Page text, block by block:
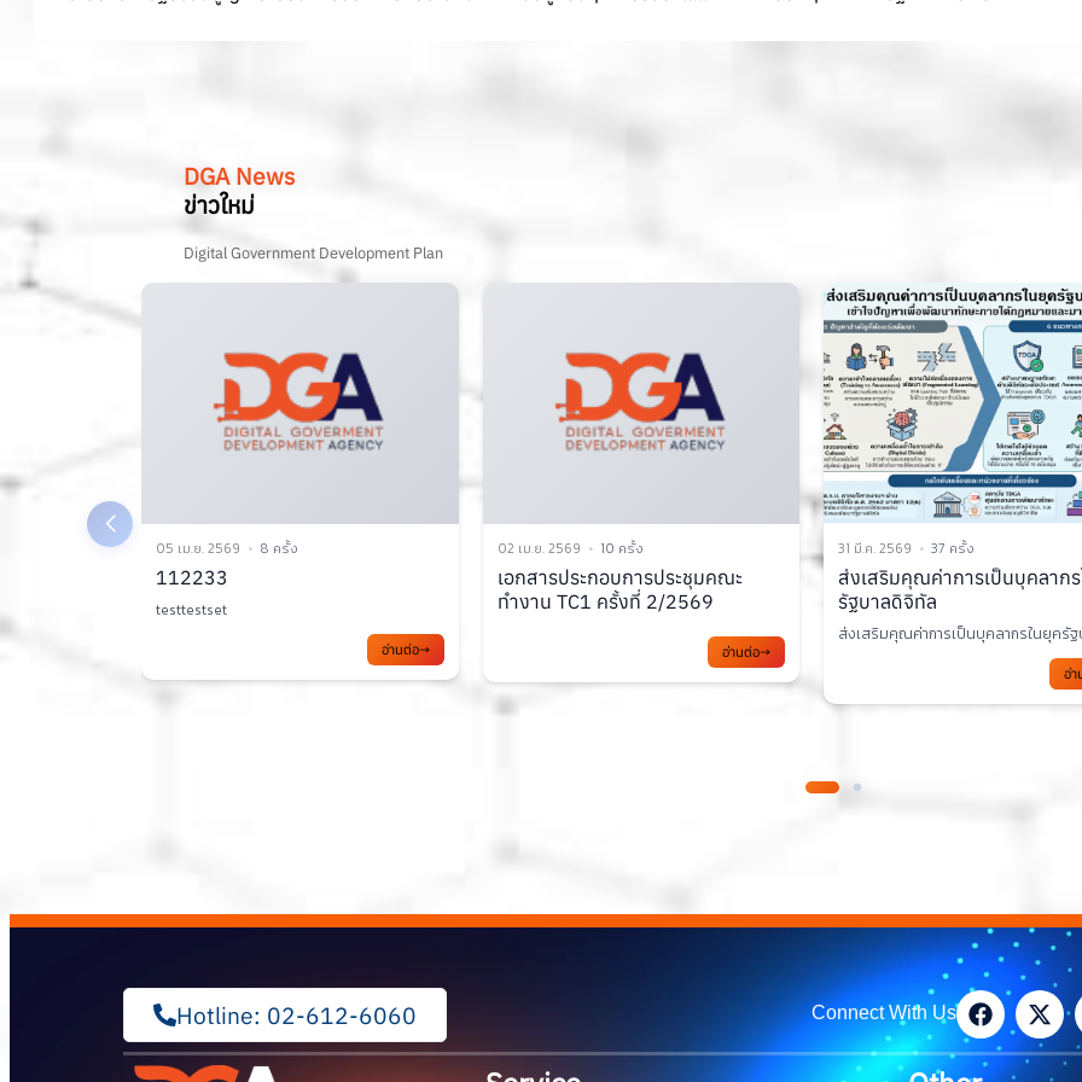
DGA News
ข่าวใหม่
Digital Government Development Plan
02 เม.ย. 2569 10 ครั้ง
เอกสารประกอบการประชุมคณะ
ทำงาน TC1 ครั้งที่ 2/2569
อ่านต่อ
31 มี.ค. 2569 37 ครั้ง
ส่งเสริมคุณค่าการเป็นบุคลากรในยุค
รัฐบาลดิจิทัล
ส่งเสริมคุณค่าการเป็นบุคลากรในยุครัฐบาลด...
อ่านต่อ
24 มี.ค. 2569 55 ครั้ง
เอกสารการประชุม TC3 ครั้งที่
2569
Hotline: 02-612-6060 Connect With Us